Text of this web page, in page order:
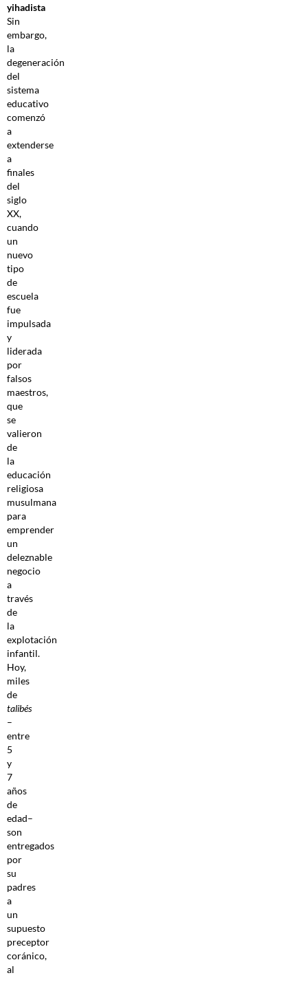
yihadista
Sin
embargo,
la
degeneración
del
sistema
educativo
comenzó
a
extenderse
a
finales
del
siglo
XX,
cuando
un
nuevo
tipo
de
escuela
fue
impulsada
y
liderada
por
falsos
maestros,
que
se
valieron
de
la
educación
religiosa
musulmana
para
emprender
un
deleznable
negocio
a
través
de
la
explotación
infantil.
Hoy,
miles
de
talibés
–
entre
5
y
7
años
de
edad–
son
entregados
por
su
padres
a
un
supuesto
preceptor
coránico,
al